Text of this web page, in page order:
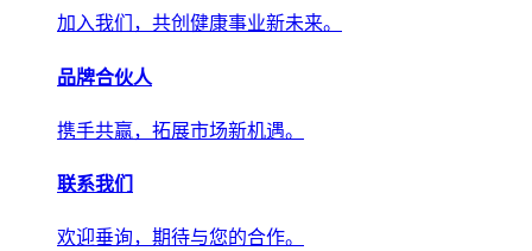
加入我们，共创健康事业新未来。
品牌合伙人
携手共赢，拓展市场新机遇。
联系我们
欢迎垂询，期待与您的合作。